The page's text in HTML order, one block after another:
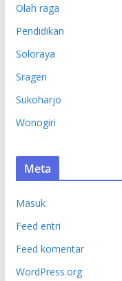
Olah raga
Pendidikan
Soloraya
Sragen
Sukoharjo
Wonogiri
Meta
Masuk
Feed entri
Feed komentar
WordPress.org